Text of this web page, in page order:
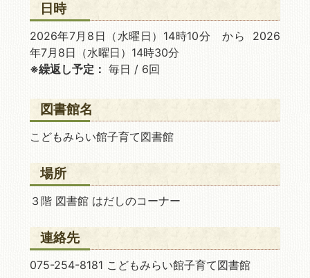
日時
2026年7月8日 （水曜日）14時10分 から 2026
年7月8日 （水曜日）14時30分
※繰返し予定： 毎日 / 6回
図書館名
こどもみらい館子育て図書館
場所
３階 図書館 はだしのコーナー
連絡先
075-254-8181 こどもみらい館子育て図書館